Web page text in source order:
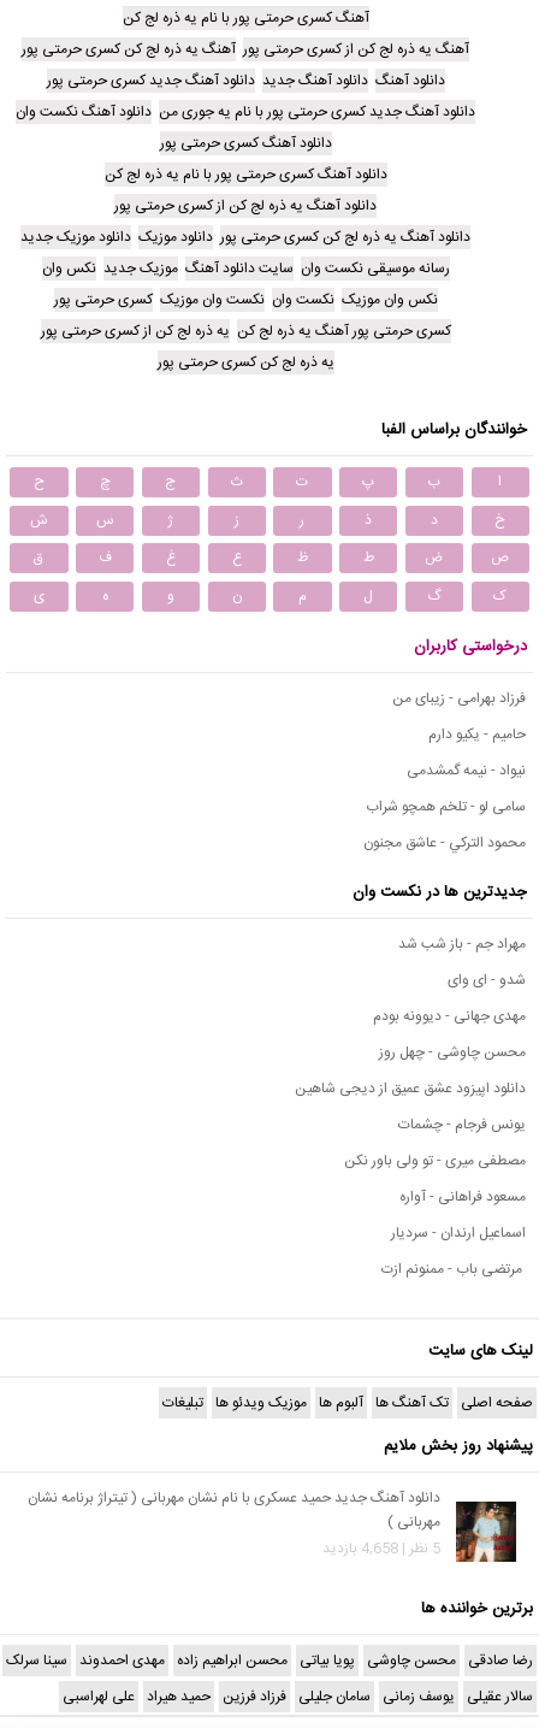
آهنگ کسری حرمتی پور با نام یه ذره لج کن
آهنگ یه ذره لج کن از کسری حرمتی پور آهنگ یه ذره لج کن کسری حرمتی پور
دانلود آهنگ دانلود آهنگ جدید دانلود آهنگ جدید کسری حرمتی پور
دانلود آهنگ جدید کسری حرمتی پور با نام یه جوری من دانلود آهنگ نکست وان
دانلود آهنگ کسری حرمتی پور
دانلود آهنگ کسری حرمتی پور با نام یه ذره لج کن
دانلود آهنگ یه ذره لج کن از کسری حرمتی پور
دانلود آهنگ یه ذره لج کن کسری حرمتی پور دانلود موزیک دانلود موزیک جدید
رسانه موسیقی نکست وان سایت دانلود آهنگ موزیک جدید نکس وان
نکس وان موزیک نکست وان نکست وان موزیک کسری حرمتی پور
کسری حرمتی پور آهنگ یه ذره لج کن یه ذره لج کن از کسری حرمتی پور
یه ذره لج کن کسری حرمتی پور
خوانندگان براساس الفبا
ا ب پ ت ث ج چ
ح
خ
د ذ ر ز ژ س
ش
ص
ض ط ظ ع غ ف
ق
ک
گ ل م ن و ه ی
درخواستی کاربران
فرزاد بهرامی - زیبای من
حامیم - یکیو دارم
نیواد - نیمه گمشدمی
سامی لو - تلخم همچو شراب
محمود التركي - عاشق مجنون
جدیدترین ها در نکست وان
مهراد جم - باز شب شد
شدو - ای وای
مهدی جهانی - دیوونه بودم
محسن چاوشی - چهل روز
دانلود اپیزود عشق عمیق از دیجی شاهین
یونس فرجام - چشمات
مصطفی میری - تو ولی باور نکن
مسعود فراهانی - آواره
اسماعیل ارندان - سردیار
مرتضی باب - ممنونم ازت
لینک های سایت
صفحه اصلی تک آهنگ ها آلبوم ها موزیک ویدئو ها تبلیغات
پیشنهاد روز بخش ملایم
دانلود آهنگ جدید حمید عسکری با نام نشان مهربانی ( تیتراژ برنامه نشان
مهربانی )
5 نظر | 4,658 بازدید
برترین خواننده ها
رضا صادقی محسن چاوشی پویا بیاتی محسن ابراهیم زاده مهدی احمدوند سینا سرلک
سالار عقیلی یوسف زمانی سامان جلیلی فرزاد فرزین حمید هیراد علی لهراسبی